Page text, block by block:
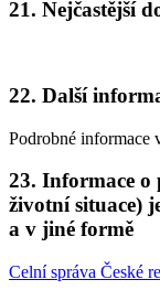
21. Nejčastější
22. Další
Podrobné informace
23. Informace o
životní situace)
a v jiné formě
Celní správa České